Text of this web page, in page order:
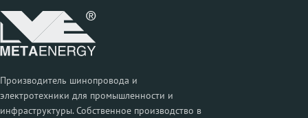
Производитель шинопровода и
электротехники для промышленности и
инфраструктуры. Собственное производство в